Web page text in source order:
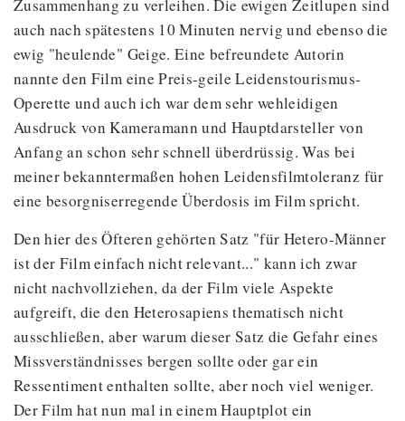
Zusammenhang zu verleihen. Die ewigen Zeitlupen sind
auch nach spätestens 10 Minuten nervig und ebenso die
ewig "heulende" Geige. Eine befreundete Autorin
nannte den Film eine Preis-geile Leidenstourismus-
Operette und auch ich war dem sehr wehleidigen
Ausdruck von Kameramann und Hauptdarsteller von
Anfang an schon sehr schnell überdrüssig. Was bei
meiner bekanntermaßen hohen Leidensfilmtoleranz für
eine besorgniserregende Überdosis im Film spricht.
Den hier des Öfteren gehörten Satz "für Hetero-Männer
ist der Film einfach nicht relevant..." kann ich zwar
nicht nachvollziehen, da der Film viele Aspekte
aufgreift, die den Heterosapiens thematisch nicht
ausschließen, aber warum dieser Satz die Gefahr eines
Missverständnisses bergen sollte oder gar ein
Ressentiment enthalten sollte, aber noch viel weniger.
Der Film hat nun mal in einem Hauptplot ein